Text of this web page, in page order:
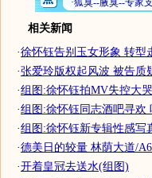
相关新闻
·徐怀钰告别玉女形象 转型
·张爱玲版权起风波 被告质
·组图:徐怀钰拍MV失控大
·组图:徐怀钰同志酒吧寻欢
·组图:徐怀钰新专辑性感写
·德美日的较量 林荫大道/
·开着皇冠去送水(组图)